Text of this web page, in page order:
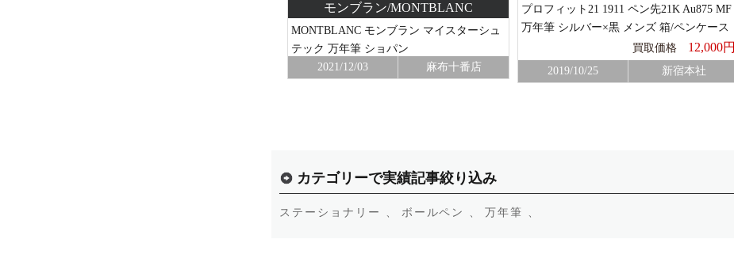
モンブラン/MONTBLANC
MONTBLANC モンブラン マイスターシュ
テック 万年筆 ショパン
2021/12/03
麻布十番店
プロフィット21 1911 ペン先21K Au875 MF
万年筆 シルバー×黒 メンズ 箱/ペンケース
買取価格 12,000円
2019/10/25 新宿本社
カテゴリーで実績記事絞り込み
ステーショナリー 、 ボールペン 、 万年筆 、